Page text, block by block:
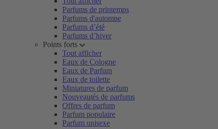
Parfums de printemps
Parfums d'automne
Parfums d’été
Parfums d’hiver
Points forts
Tout afficher
Eaux de Cologne
Eaux de Parfum
Eaux de toilette
Miniatures de parfum
Nouveautés de parfums
Offres de parfum
Parfum populaire
Parfum unisexe